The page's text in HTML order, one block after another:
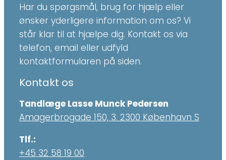
Har du spørgsmål, brug for hjælp eller
ønsker yderligere information om os? Vi
står klar til at hjælpe dig. Kontakt os via
telefon, email eller udfyld
kontaktformularen på siden.
Kontakt os
Tandlæge Lasse Munck Pedersen
Amagerbrogade 150, 3. 2300 København S
Tlf.:
+45 32 58 19 00